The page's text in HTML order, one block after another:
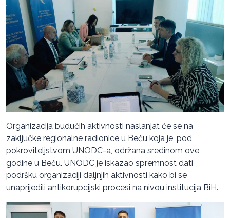
Organizacija budućih aktivnosti naslanjat će se na
zaključke regionalne radionice u Beču koja je, pod
pokroviteljstvom UNODC-a, održana sredinom ove
godine u Beču. UNODC je iskazao spremnost dati
podršku organizaciji daljnjih aktivnosti kako bi se
unaprijedili antikorupcijski procesi na nivou institucija BiH.